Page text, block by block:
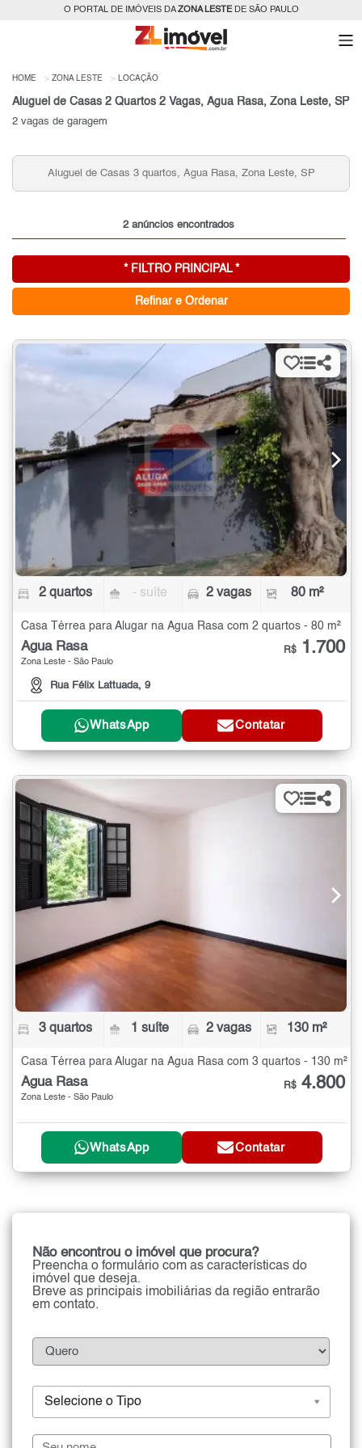
O PORTAL DE IMÓVEIS DAZONA LESTEDE SÃO PAULO
HOME ZONA LESTE LOCAÇÃO
Aluguel de Casas 2 Quartos 2 Vagas, Água Rasa, Zona Leste, SP
2 vagas de garagem
Aluguel de Casas 3 quartos, Água Rasa, Zona Leste, SP
2 anúncios encontrados
* FILTRO PRINCIPAL *
Refinar e Ordenar
2 quartos - suíte 2 vagas 80 m²
Casa Térrea para Alugar na Água Rasa com 2 quartos - 80 m²
Água Rasa
Zona Leste - São Paulo
Rua Félix Lattuada, 9
R$ 1.700
WhatsApp Contatar
3 quartos 1 suíte 2 vagas 130 m²
Casa Térrea para Alugar na Água Rasa com 3 quartos - 130 m²
Água Rasa
Zona Leste - São Paulo
R$ 4.800
WhatsApp Contatar
Não encontrou o imóvel que procura?
Preencha o formulário com as características do
imóvel que deseja.
Breve as principais imobiliárias da região entrarão
em contato.
Selecione o Tipo